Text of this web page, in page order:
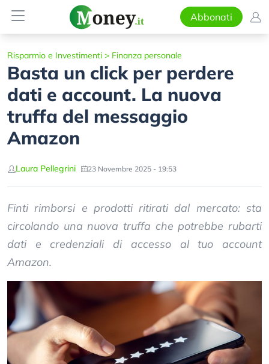
Abbonati
Risparmio e Investimenti > Finanza personale
Basta un click per perdere
dati e account. La nuova
truffa del messaggio
Amazon
Laura Pellegrini 23 Novembre 2025 - 19:53
Finti rimborsi e prodotti ritirati dal mercato: sta
circolando una nuova truffa che potrebbe rubarti
dati e credenziali di accesso al tuo account
Amazon.